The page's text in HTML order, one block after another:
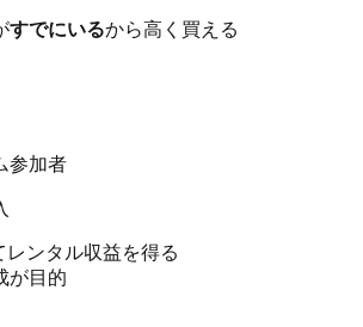
すでにいるから高く買える
参加者
ンタル収益を得る
が目的